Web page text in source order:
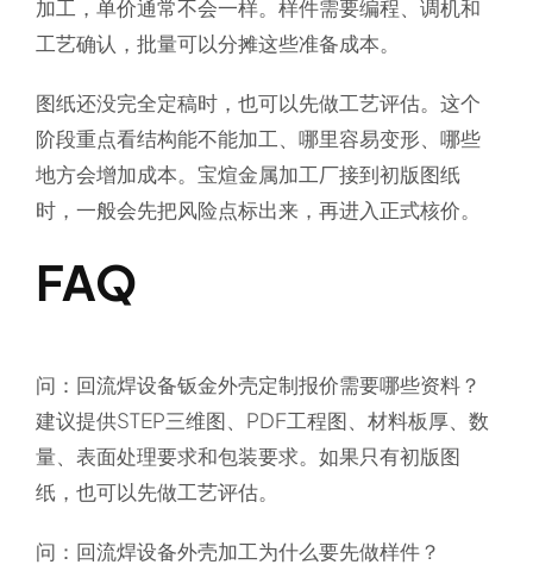
加工，单价通常不会一样。样件需要编程、调机和
工艺确认，批量可以分摊这些准备成本。
图纸还没完全定稿时，也可以先做工艺评估。这个
阶段重点看结构能不能加工、哪里容易变形、哪些
地方会增加成本。宝煊金属加工厂接到初版图纸
时，一般会先把风险点标出来，再进入正式核价。
FAQ
问：回流焊设备钣金外壳定制报价需要哪些资料？
建议提供STEP三维图、PDF工程图、材料板厚、数
量、表面处理要求和包装要求。如果只有初版图
纸，也可以先做工艺评估。
问：回流焊设备外壳加工为什么要先做样件？